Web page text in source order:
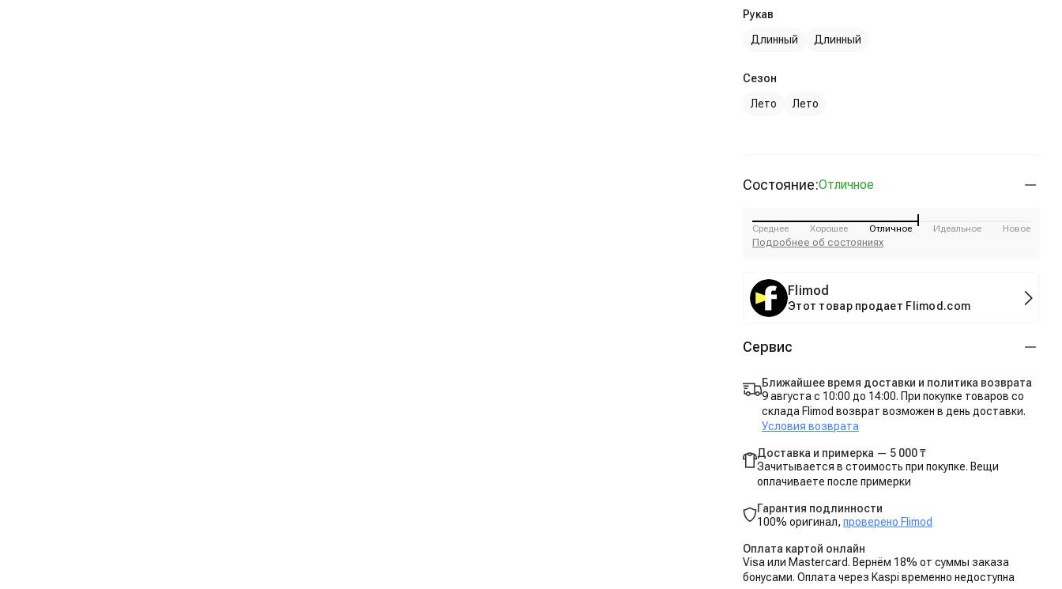
Рукав
Длинный
Длинный
Сезон
Лето
Лето
Состояние:Отличное
Среднее Хорошее Отличное Идеальное Новое
Подробнее об состояниях
Flimod
Этот товар продает Flimod.com
Сервис
Ближайшее время доставки и политика возврата
9 августа с 10:00 до 14:00. При покупке товаров со
склада Flimod возврат возможен в день доставки.
Условия возврата
Доставка и примерка — 5 000 ₸
Зачитывается в стоимость при покупке. Вещи
оплачиваете после примерки
Гарантия подлинности
100% оригинал, проверено Flimod
Оплата картой онлайн
Visa или Mastercard. Вернём 18% от суммы заказа
бонусами. Оплата через Kaspi временно недоступна